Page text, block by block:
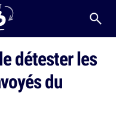
détester les
du